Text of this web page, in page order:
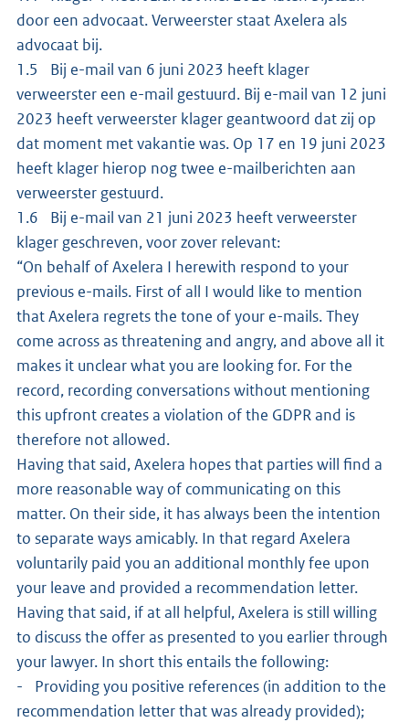
door een advocaat. Verweerster staat Axelera als
advocaat bij.
1.5 Bij e-mail van 6 juni 2023 heeft klager
verweerster een e-mail gestuurd. Bij e-mail van 12 juni
2023 heeft verweerster klager geantwoord dat zij op
dat moment met vakantie was. Op 17 en 19 juni 2023
heeft klager hierop nog twee e-mailberichten aan
verweerster gestuurd.
1.6 Bij e-mail van 21 juni 2023 heeft verweerster
klager geschreven, voor zover relevant:
“On behalf of Axelera I herewith respond to your
previous e-mails. First of all I would like to mention
that Axelera regrets the tone of your e-mails. They
come across as threatening and angry, and above all it
makes it unclear what you are looking for. For the
record, recording conversations without mentioning
this upfront creates a violation of the GDPR and is
therefore not allowed.
Having that said, Axelera hopes that parties will find a
more reasonable way of communicating on this
matter. On their side, it has always been the intention
to separate ways amicably. In that regard Axelera
voluntarily paid you an additional monthly fee upon
your leave and provided a recommendation letter.
Having that said, if at all helpful, Axelera is still willing
to discuss the offer as presented to you earlier through
your lawyer. In short this entails the following:
- Providing you positive references (in addition to the
recommendation letter that was already provided);